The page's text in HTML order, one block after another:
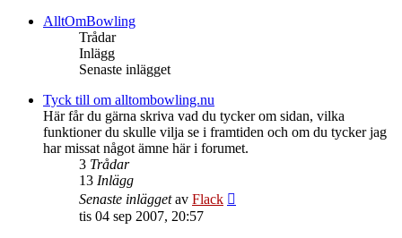
AlltOmBowling
Trådar
Inlägg
Senaste inlägget
Tyck till om alltombowling.nu
Här får du gärna skriva vad du tycker om sidan, vilka
funktioner du skulle vilja se i framtiden och om du tycker jag
har missat något ämne här i forumet.
3 Trådar
13 Inlägg
Senaste inläggetav Flack
tis 04 sep 2007, 20:57